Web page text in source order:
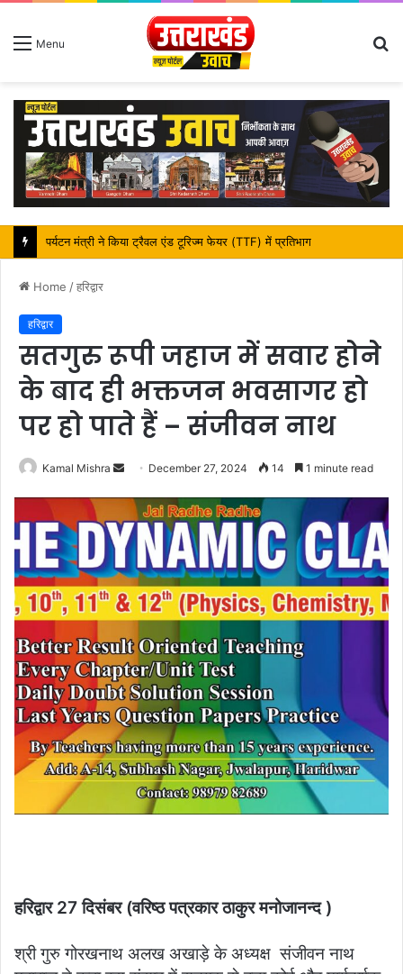
Menu
महापौर शंभू पासवान के जन्मदिवस पर क्षेत्र में विकास की सौगात
Home /हरिद्वार
हरिद्वार
सतगुरु रूपी जहाज में सवार होने
के बाद ही भक्तजन भवसागर हो
पर हो पाते हैं – संजीवन नाथ
Kamal Mishra
Send
email
December 27, 2024 14 1 minute read
हरिद्वार 27 दिसंबर (वरिष्ठ पत्रकार ठाकुर मनोजानन्द )
श्री गुरु गोरखनाथ अलख अखाड़े के अध्यक्ष संजीवन नाथ